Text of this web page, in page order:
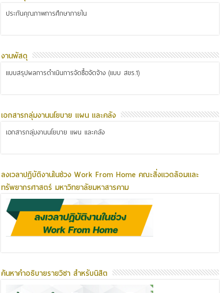
ประกันคุณภาพการศึกษาภายใน
งานพัสดุ
แบบสรุปผลการดำเนินการจัดซื้อจัดจ้าง (แบบ สขร.1)
เอกสารกลุ่มงานนโยบาย แผน และคลัง
เอกสารกลุ่มงานนโยบาย แผน และคลัง
ลงเวลาปฏิบัติงานในช่วง Work From Home คณะสิ่งแวดล้อมและ
ทรัพยากรศาสตร์ มหาวิทยาลัยมหาสารคาม
ค้นหาคำอธิบายรายวิชา สำหรับนิสิต